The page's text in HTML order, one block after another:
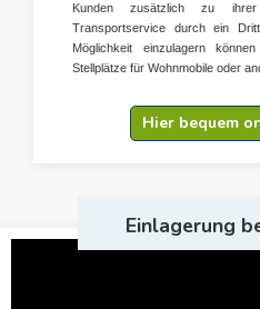
Kunden zusätzlich zu
Transportservice durch ein
Möglichkeit einzulagern
Stellplätze für Wohnmobile oder
Hier bequem
Einlagerung